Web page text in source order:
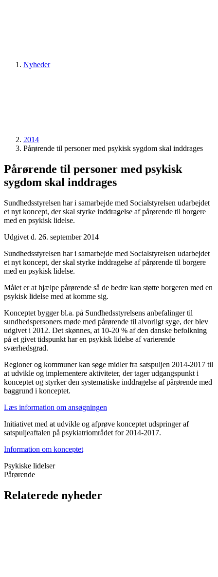
Nyheder
2014
Pårørende til personer med psykisk sygdom skal inddrages
Pårørende til personer med psykisk
sygdom skal inddrages
Sundhedsstyrelsen har i samarbejde med Socialstyrelsen udarbejdet
et nyt koncept, der skal styrke inddragelse af pårørende til borgere
med en psykisk lidelse.
Udgivet d. 26. september 2014
Sundhedsstyrelsen har i samarbejde med Socialstyrelsen udarbejdet
et nyt koncept, der skal styrke inddragelse af pårørende til borgere
med en psykisk lidelse.
Målet er at hjælpe pårørende så de bedre kan støtte borgeren med en
psykisk lidelse med at komme sig.
Konceptet bygger bl.a. på Sundhedsstyrelsens anbefalinger til
sundhedspersoners møde med pårørende til alvorligt syge, der blev
udgivet i 2012. Det skønnes, at 10-20 % af den danske befolkning
på et givet tidspunkt har en psykisk lidelse af varierende
sværhedsgrad.
Regioner og kommuner kan søge midler fra satspuljen 2014-2017 til
at udvikle og implementere aktiviteter, der tager udgangspunkt i
konceptet og styrker den systematiske inddragelse af pårørende med
baggrund i konceptet.
Læs information om ansøgningen
Initiativet med at udvikle og afprøve konceptet udspringer af
satspuljeaftalen på psykiatriområdet for 2014-2017.
Information om konceptet
Psykiske lidelser
Pårørende
Relaterede nyheder